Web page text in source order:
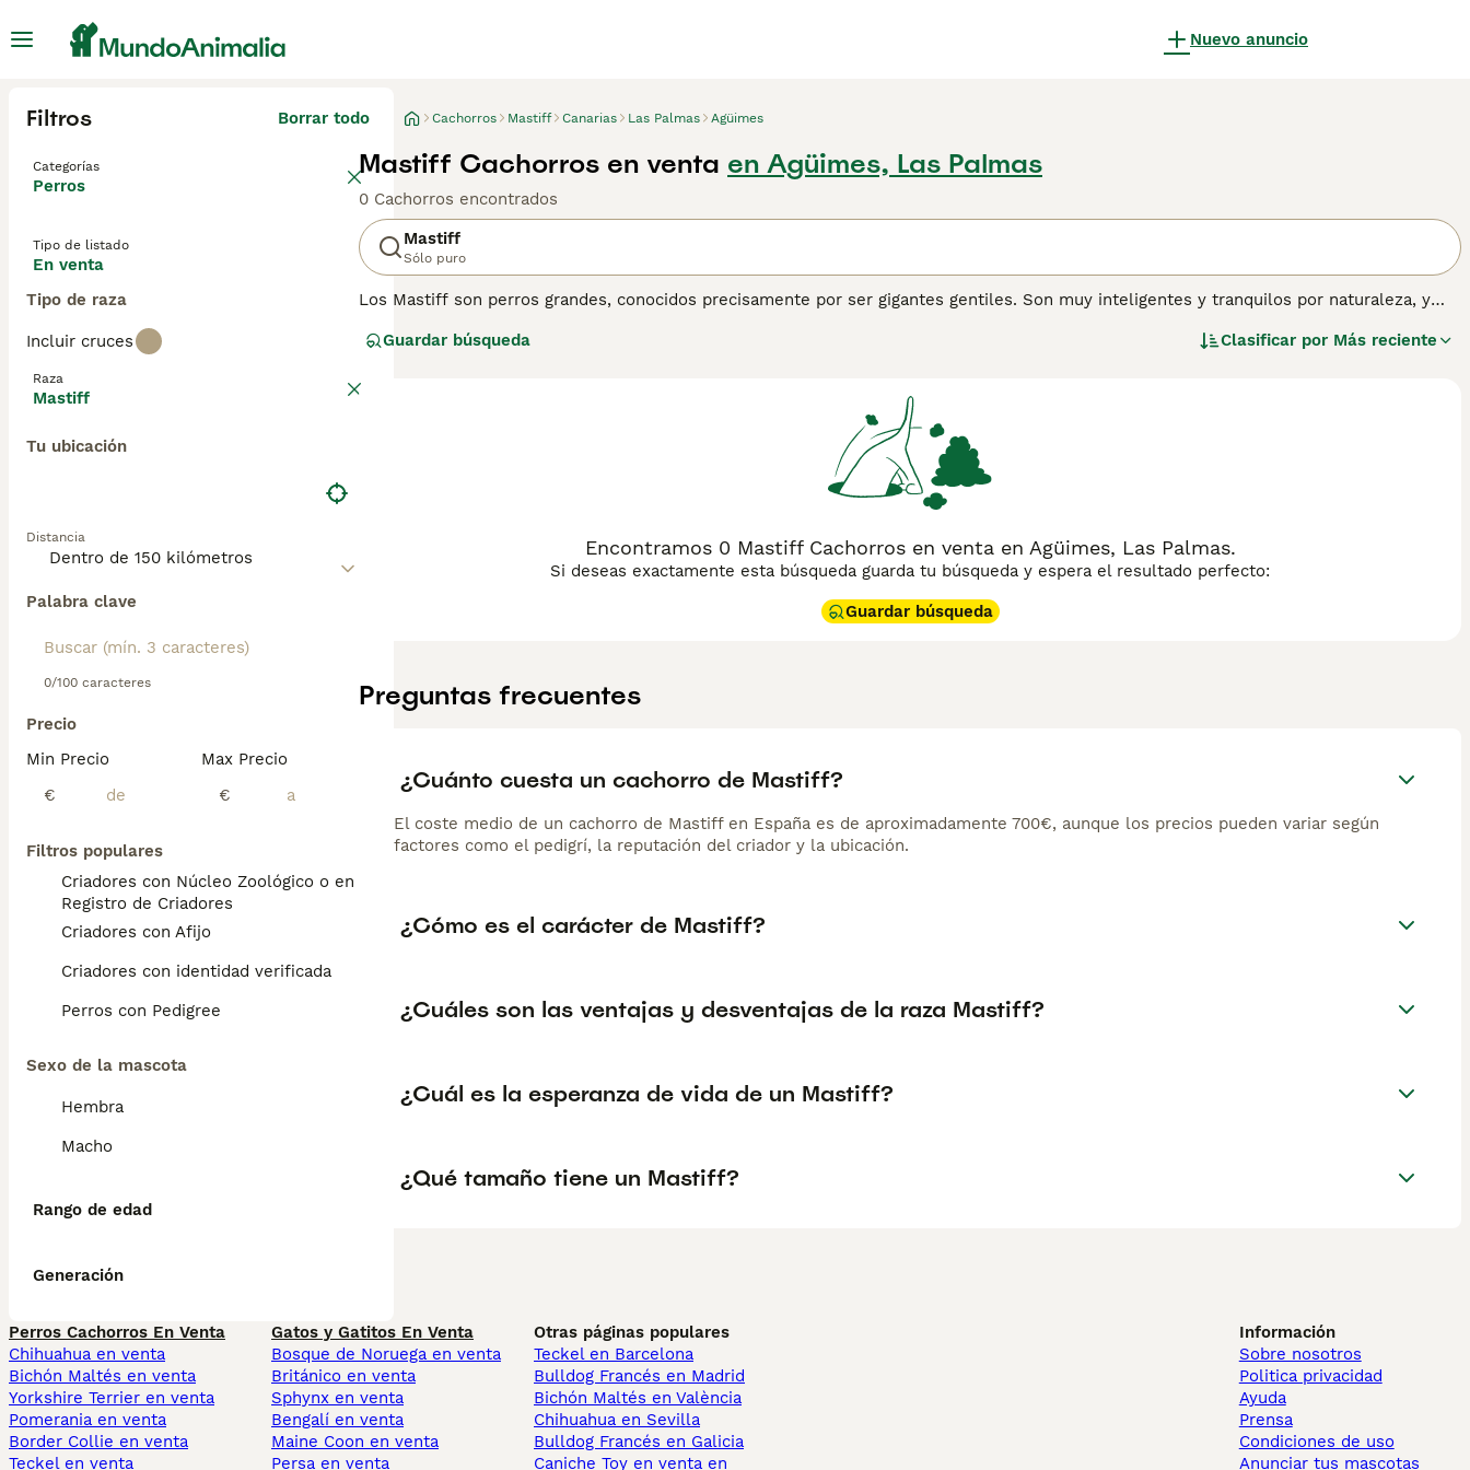
Nuevo anuncio
Filtros Borrar todo
Categorías
Perros
Tipo de listado
En venta
Tipo de raza
Incluir cruces
Raza
Mastiff
Tu ubicación
Distancia
Palabra clave
0/100 caracteres
Precio
Min Precio
€
Max Precio
€
Filtros populares
Criadores con Núcleo Zoológico o en el
Registro de Criadores
Criadores con Afijo
Criadores con identidad verificada
Perros con Pedigree
Sexo de la mascota
Hembra
Macho
Rango de edad
Generación
Cachorros Mastiff Canarias Las Palmas Agüimes
Mastiff Cachorros en venta en Agüimes, Las Palmas
0 Cachorros encontrados
Mastiff
Sólo puro
Los Mastiff son perros grandes, conocidos precisamente por ser gigantes gentiles. Son muy inteligentes y tranquilos por naturaleza, y
sus dueños, lo que en resumen significa que prosperan con el contacto humano y, como tal, se adaptan mejor a las familias donde al
gran tamaño, necesitan mucho espacio, tanto en interiores como en exteriores, para correr libremente.
para obtener información sobre esta raza de perro.
Guardar búsqueda Clasificar por Más reciente
Encontramos 0 Mastiff Cachorros en venta en Agüimes, Las Palmas.
Si deseas exactamente esta búsqueda guarda tu búsqueda y espera el resultado perfecto:
Guardar búsqueda
Preguntas frecuentes
¿Cuánto cuesta un cachorro de Mastiff?
El coste medio de un cachorro de Mastiff en España es de aproximadamente 700€, aunque los precios pueden variar según
factores como el pedigrí, la reputación del criador y la ubicación.
¿Cómo es el carácter de Mastiff?
¿Cuáles son las ventajas y desventajas de la raza Mastiff?
¿Cuál es la esperanza de vida de un Mastiff?
¿Qué tamaño tiene un Mastiff?
Perros Cachorros En Venta
Chihuahua en venta
Bichón Maltés en venta
Yorkshire Terrier en venta
Pomerania en venta
Border Collie en venta
Teckel en venta
Gatos y Gatitos En Venta
Bosque de Noruega en venta
Británico en venta
Sphynx en venta
Bengalí en venta
Maine Coon en venta
Persa en venta
Otras páginas populares
Teckel en Barcelona
Bulldog Francés en Madrid
Bichón Maltés en València
Chihuahua en Sevilla
Bulldog Francés en Galicia
Caniche Toy en venta en
Información
Sobre nosotros
Politica privacidad
Ayuda
Prensa
Condiciones de uso
Anunciar tus mascotas